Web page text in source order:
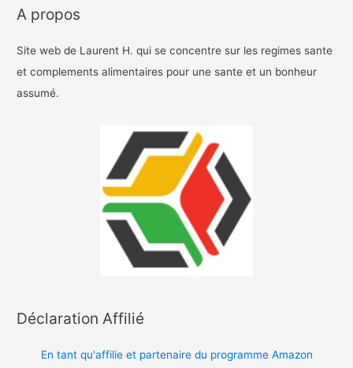
A propos
Site web de Laurent H. qui se concentre sur les regimes sante
et complements alimentaires pour une sante et un bonheur
assumé.
Déclaration Affilié
En tant qu'affilie et partenaire du programme Amazon